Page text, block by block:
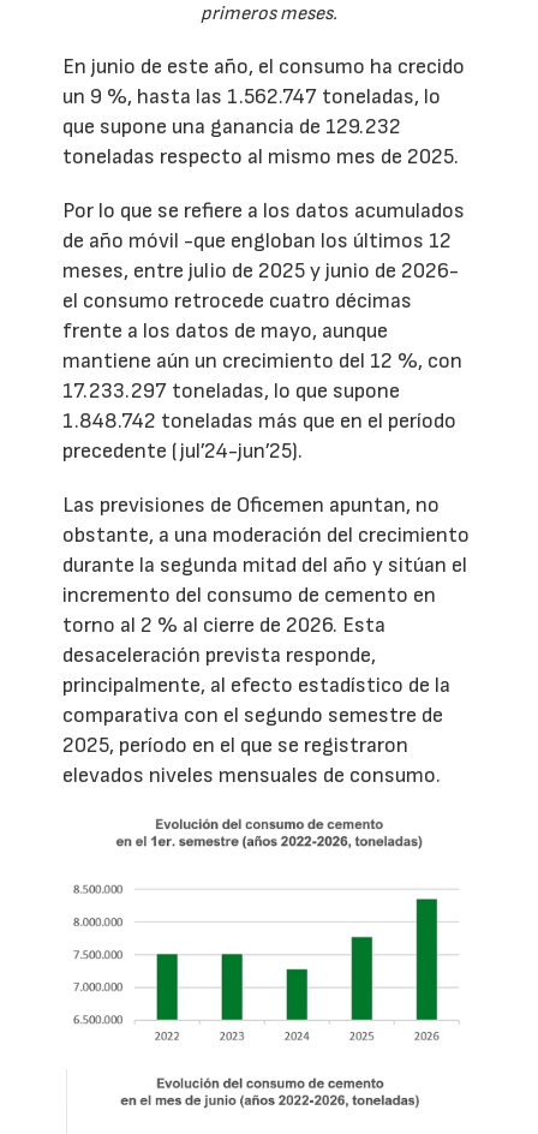
primeros meses.
En junio de este año, el consumo ha crecido
un 9 %, hasta las 1.562.747 toneladas, lo
que supone una ganancia de 129.232
toneladas respecto al mismo mes de 2025.
Por lo que se refiere a los datos acumulados
de año móvil -que engloban los últimos 12
meses, entre julio de 2025 y junio de 2026-
el consumo retrocede cuatro décimas
frente a los datos de mayo, aunque
mantiene aún un crecimiento del 12 %, con
17.233.297 toneladas, lo que supone
1.848.742 toneladas más que en el período
precedente (jul’24-jun’25).
Las previsiones de Oficemen apuntan, no
obstante, a una moderación del crecimiento
durante la segunda mitad del año y sitúan el
incremento del consumo de cemento en
torno al 2 % al cierre de 2026. Esta
desaceleración prevista responde,
principalmente, al efecto estadístico de la
comparativa con el segundo semestre de
2025, período en el que se registraron
elevados niveles mensuales de consumo.